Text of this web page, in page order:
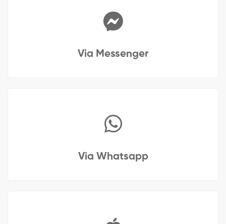
Via Messenger
Via Whatsapp